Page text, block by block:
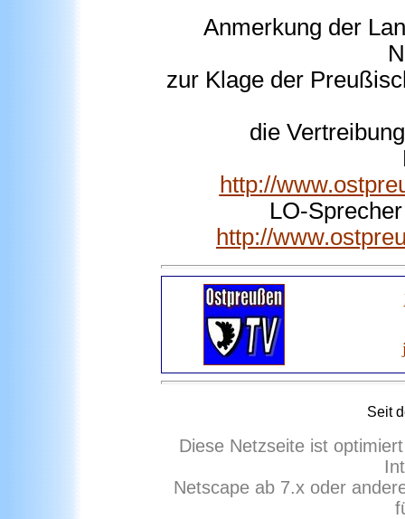
Anmerkung der
zur Klage der
die
http://
LO-
http://
Seit
Diese Netzseite ist
Netscape ab 7.x oder